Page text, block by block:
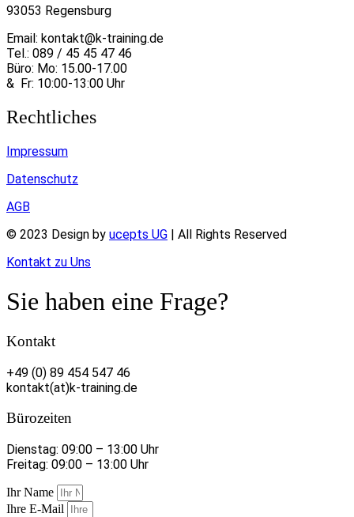
93053 Regensburg
Email: kontakt@k-training.de
Tel.: 089 / 45 45 47 46
Büro: Mo: 15.00-17.00
& Fr: 10:00-13:00 Uhr
Rechtliches
Impressum
Datenschutz
AGB
© 2023 Design by ucepts UG | All Rights Reserved
Kontakt zu Uns
Sie haben eine Frage?
Kontakt
+49 (0) 89 454 547 46
kontakt(at)k-training.de
Bürozeiten
Dienstag: 09:00 – 13:00 Uhr
Freitag: 09:00 – 13:00 Uhr
Ihr Name
Ihre E-Mail